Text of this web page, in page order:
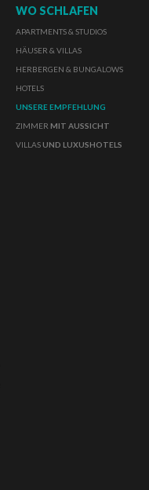
WO SCHLAFEN
APARTMENTS & STUDIOS
HÄUSER & VILLAS
HERBERGEN & BUNGALOWS
HOTELS
UNSERE EMPFEHLUNG
ZIMMER MIT AUSSICHT
VILLAS UND LUXUSHOTELS